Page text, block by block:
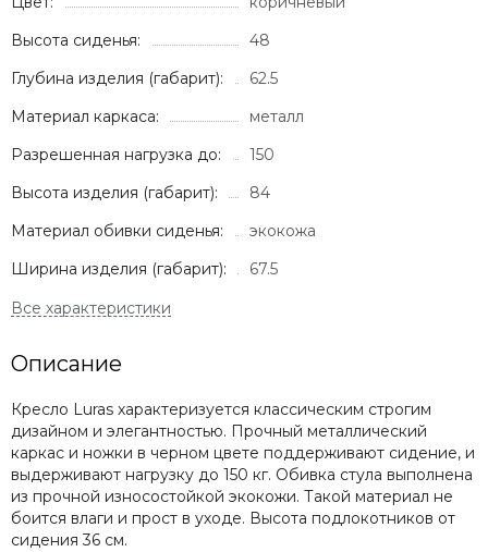
Высота сиденья:
48
Глубина изделия (габарит):
62.5
Материал каркаса:
металл
Разрешенная нагрузка до:
150
Высота изделия (габарит):
84
Материал обивки сиденья:
экокожа
Ширина изделия (габарит):
67.5
Описание
Кресло Luras характеризуется классическим строгим
дизайном и элегантностью. Прочный металлический
каркас и ножки в черном цвете поддерживают сидение, и
выдерживают нагрузку до 150 кг. Обивка стула выполнена
из прочной износостойкой экокожи. Такой материал не
боится влаги и прост в уходе. Высота подлокотников от
сидения 36 см.